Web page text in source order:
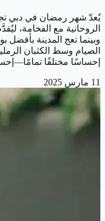
يُعدّ شهر رمضان في دبي
الروحانية مع الفخامة،
وبينما تعج المدينة بأفضل
الصيام وسط الكثبان
إحساسًا مختلفًا
11 مارس 2025